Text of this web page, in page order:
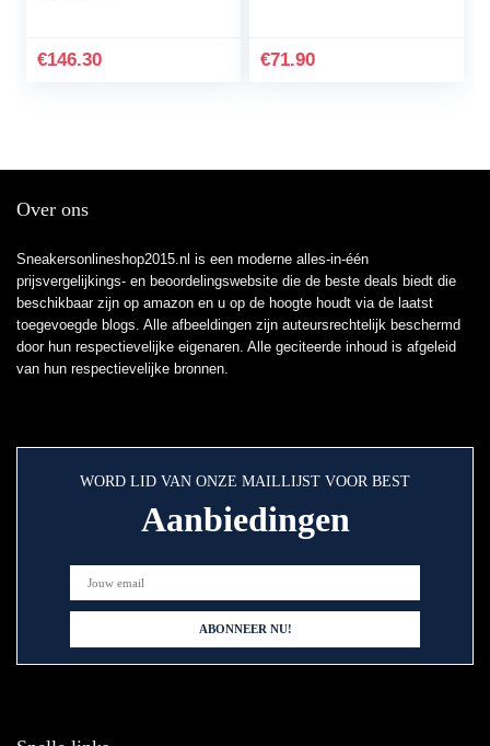
€146.30 €71.90
Over ons
Sneakersonlineshop2015.nl is een moderne alles-in-één
prijsvergelijkings- en beoordelingswebsite die de beste deals biedt die
beschikbaar zijn op amazon en u op de hoogte houdt via de laatst
toegevoegde blogs. Alle afbeeldingen zijn auteursrechtelijk beschermd
door hun respectievelijke eigenaren. Alle geciteerde inhoud is afgeleid
van hun respectievelijke bronnen.
WORD LID VAN ONZE MAILLIJST VOOR BEST
Aanbiedingen